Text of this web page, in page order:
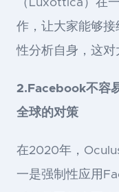
（Luxottica）在
作，让大家能够
性分析自身，这对
2.Facebook不容
全球的对策
在2020年，
一是强制性应用